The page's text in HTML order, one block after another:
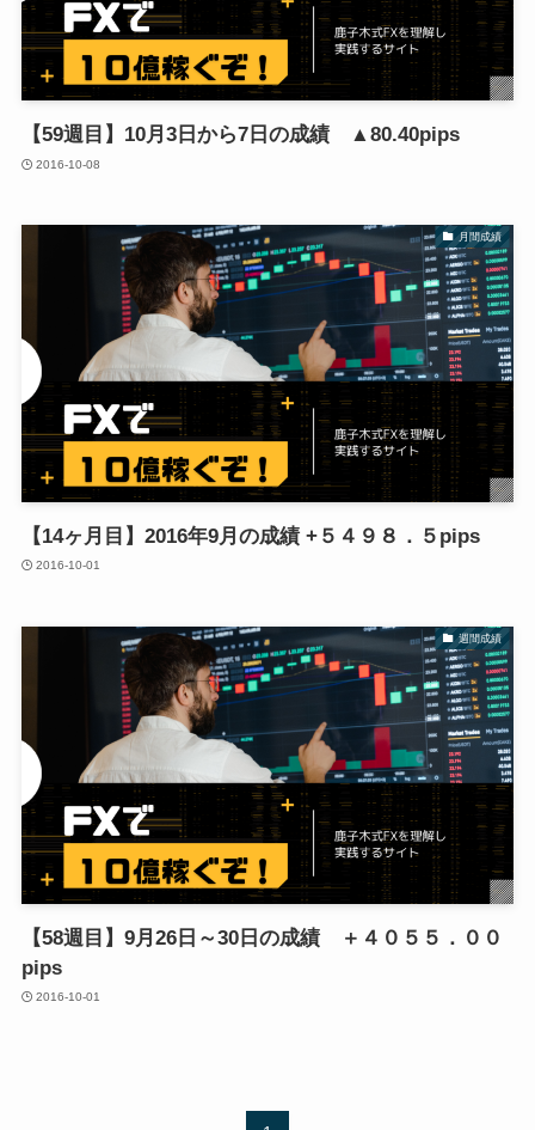
【59週目】10月3日から7日の成績 ▲80.40pips
2016-10-08
月間成績
【14ヶ月目】2016年9月の成績 +５４９８．５pips
2016-10-01
週間成績
【58週目】9月26日～30日の成績 ＋４０５５．００
pips
2016-10-01